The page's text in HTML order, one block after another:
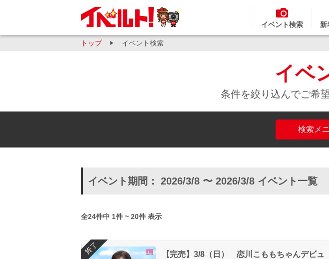
イベント検索 新
トップ イベント検索
イベ
条件を絞り込んでご希
検索メ
イベント期間： 2026/3/8 〜 2026/3/8 イベント一覧
全24件中 1件 ~ 20件 表示
【完売】3/8（日） 恋川こももちゃんデビュ
終了